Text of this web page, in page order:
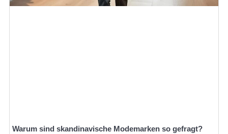
Warum sind skandinavische Modemarken so gefragt?